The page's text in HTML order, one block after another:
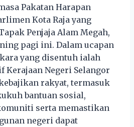
Pakatan Harapan
Kota Raja yang
Penjaja Alam Megah,
pagi ini. Dalam ucapan
yang disentuh ialah
Kerajaan Negeri Selangor
rakyat, termasuk
bantuan sosial,
serta memastikan
negeri dapat